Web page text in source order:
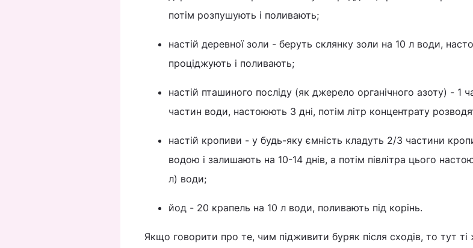
потім розпушують і поливають;
настій деревної золи - беруть склянку золи на 10 л води,
проціджують і поливають;
настій пташиного посліду (як джерело органічного азоту) - 1
частин води, настоюють 3 дні, потім літр концентрату
настій кропиви - у будь-яку ємність кладуть 2/3 частини
водою і залишають на 10-14 днів, а потім півлітра цього
л) води;
йод - 20 крапель на 10 л води, поливають під корінь.
Якщо говорити про те, чим підживити буряк після сходів, то тут ті